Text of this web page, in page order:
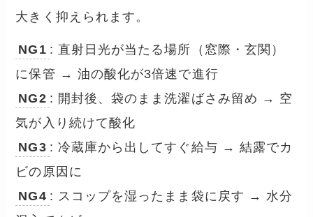
大きく抑えられます。
NG1 : 直射日光が当たる場所（窓際・玄関）
に保管 → 油の酸化が3倍速で進行
NG2 : 開封後、袋のまま洗濯ばさみ留め → 空
気が入り続けて酸化
NG3 : 冷蔵庫から出してすぐ給与 → 結露でカ
ビの原因に
NG4 : スコップを湿ったまま袋に戻す → 水分